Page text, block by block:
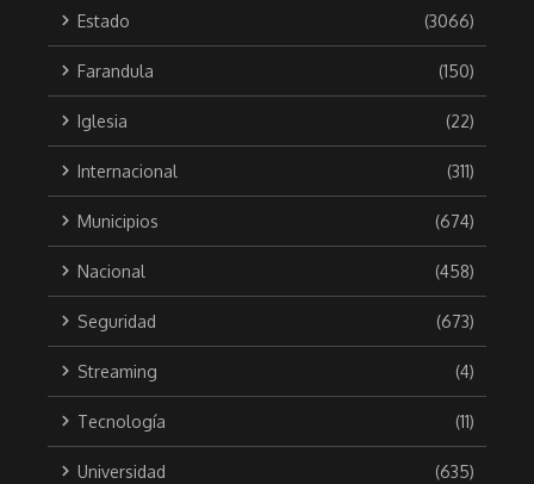
Estado (3066)
Farandula (150)
Iglesia (22)
Internacional (311)
Municipios (674)
Nacional (458)
Seguridad (673)
Streaming (4)
Tecnología (11)
Universidad (635)